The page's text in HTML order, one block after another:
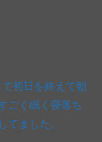
初日を終えて朝
ごく眠く寝落ち
てました。